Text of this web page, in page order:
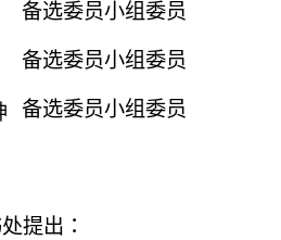
备选委员小组委员
备选委员小组委员
备选委员小组委员
提出：